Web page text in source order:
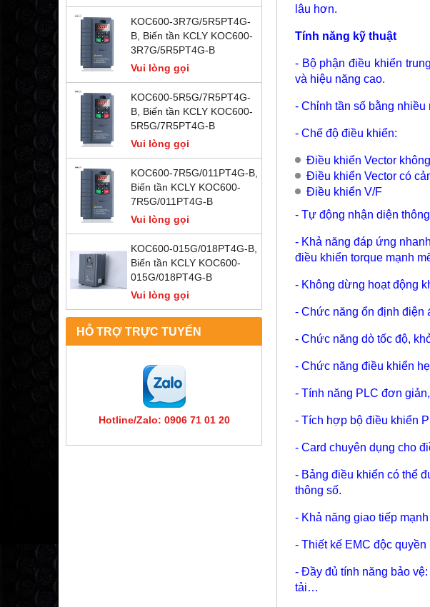
KOC600-3R7G/5R5PT4G-
B, Biến tần KCLY KOC600-
3R7G/5R5PT4G-B
Vui lòng gọi
KOC600-5R5G/7R5PT4G-
B, Biến tần KCLY KOC600-
5R5G/7R5PT4G-B
Vui lòng gọi
KOC600-7R5G/011PT4G-B,
Biến tần KCLY KOC600-
7R5G/011PT4G-B
Vui lòng gọi
KOC600-015G/018PT4G-B,
Biến tần KCLY KOC600-
015G/018PT4G-B
Vui lòng gọi
HỖ TRỢ TRỰC TUYẾN
Hotline/Zalo: 0906 71 01 20
lâu hơn.
Tính năng kỹ thuật
- Bộ phận điều khiển
và hiệu năng cao.
- Chỉnh tần số bằng nhiều
- Chế độ điều khiển:
Điều khiển Vector
Điều khiển Vector có
Điều khiển V/F
- Tự động nhận diện
- Khả năng đáp ứng
điều khiển torque mạnh
- Không dừng hoạt động
- Chức năng ổn định điện
- Chức năng dò tốc độ,
- Chức năng điều khiển
- Tính năng PLC đơn
- Tích hợp bộ điều khiển
- Card chuyên dụng cho
- Bảng điều khiển có thể
thông số.
- Khả năng giao tiếp
- Thiết kế EMC độc
- Đầy đủ tính năng bảo
tải…